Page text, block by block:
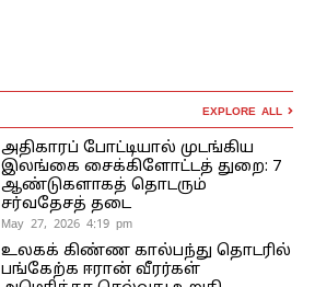
EXPLORE ALL
அதிகாரப் போட்டியால் முடங்கிய
இலங்கை சைக்கிளோட்டத் துறை: 7
ஆண்டுகளாகத் தொடரும்
சர்வதேசத் தடை
May 27, 2026 4:19 pm
உலகக் கிண்ண கால்பந்து தொடரில்
பங்கேற்க ஈரான் வீரர்கள்